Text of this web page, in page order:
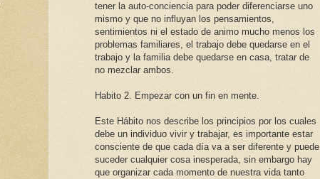
tener la auto-conciencia para poder diferenciarse uno
mismo y que no influyan los pensamientos,
sentimientos ni el estado de animo mucho menos los
problemas familiares, el trabajo debe quedarse en el
trabajo y la familia debe quedarse en casa, tratar de
no mezclar ambos.
Habito 2. Empezar con un fin en mente.
Este Hábito nos describe los principios por los cuales
debe un individuo vivir y trabajar, es importante estar
consciente de que cada día va a ser diferente y puede
suceder cualquier cosa inesperada, sin embargo hay
que organizar cada momento de nuestra vida tanto